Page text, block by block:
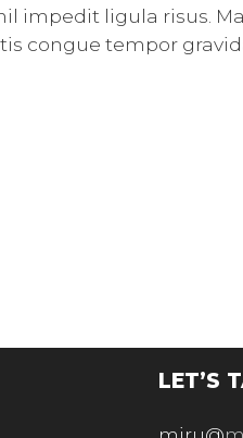
impedit ligula risus.
congue tempor
LET’S